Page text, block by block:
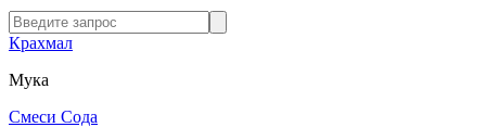
Крахмал
Мука
Смеси Сода